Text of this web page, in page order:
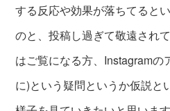
する反応や効果が落ちてると
のと、投稿し過ぎて敬遠され
はご覧になる方、Instagramの
に)という疑問というか仮説と